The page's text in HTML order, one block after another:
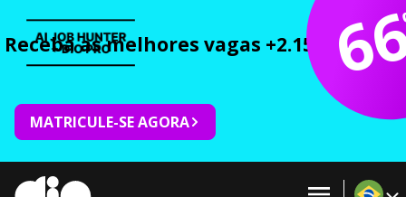
Receba as melhores vagas +2.150 cursos
MATRICULE-SE AGORA